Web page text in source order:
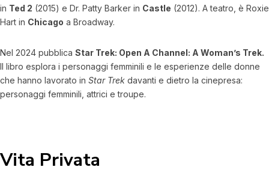
in Ted 2 (2015) e Dr. Patty Barker in Castle (2012). A teatro, è Roxie
Hart in Chicago a Broadway.
Nel 2024 pubblica Star Trek: Open A Channel: A Woman’s Trek.
Il libro esplora i personaggi femminili e le esperienze delle donne
che hanno lavorato in Star Trek davanti e dietro la cinepresa:
personaggi femminili, attrici e troupe.
Vita Privata